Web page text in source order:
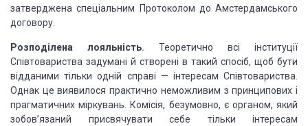
затверджена спеціальним Протоколом до Амстердамського
договору.
Розподілена лояльність. Теоретично всі інституції
Співтовариства задумані й створені в такий спосіб, щоб бути
відданими тільки одній справі — інтересам Співтовариства.
Однак це виявилося практично неможливим з принципових і
прагматичних міркувань.
Комісія, безумовно, є органом, який
зобов’язаний присвячувати себе тільки інтересам